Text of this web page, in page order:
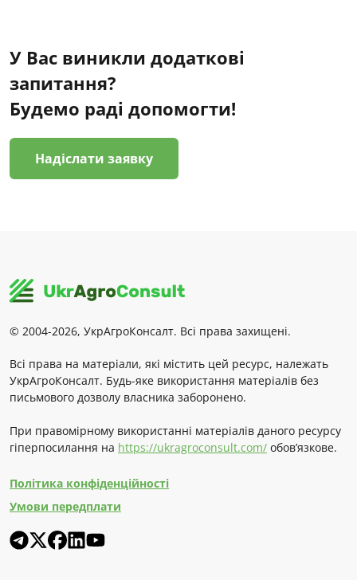
У Вас виникли додаткові
запитання?
Будемо раді допомогти!
Надіслати заявку
© 2004-2026, УкрАгроКонсалт. Всі права захищені.
Всі права на матеріали, які містить цей ресурс, належать
УкрАгроКонсалт. Будь-яке використання матеріалів без
письмового дозволу власника заборонено.
При правомірному використанні матеріалів даного ресурсу
гіперпосилання на https://ukragroconsult.com/ обов’язкове.
Політика конфіденційності
Умови передплати